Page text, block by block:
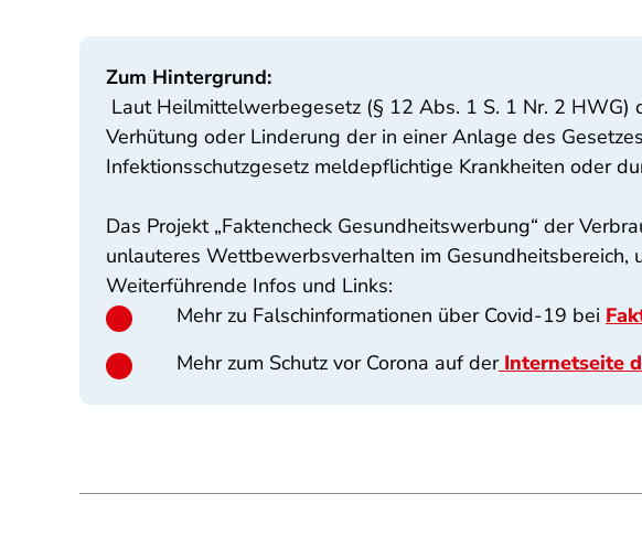
Zum Hintergrund:
Laut Heilmittelwerbegesetz (§ 12 Abs. 1 S. 1 Nr. 2
Verhütung oder Linderung der in einer Anlage des
Infektionsschutzgesetz meldepflichtige Krankheiten oder
Das Projekt „Faktencheck Gesundheitswerbung“ der
unlauteres Wettbewerbsverhalten im Gesundheitsbereich,
Weiterführende Infos und Links:
Mehr zu Falschinformationen über Covid-19 bei
Mehr zum Schutz vor Corona auf derInternetseite